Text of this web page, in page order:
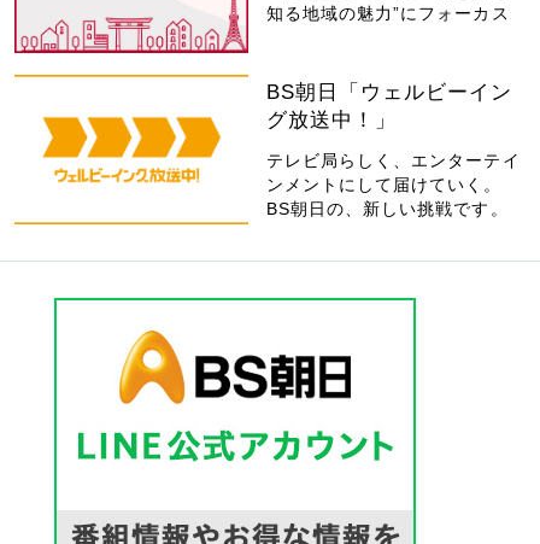
知る地域の魅力”にフォーカス
BS朝日「ウェルビーイン
グ放送中！」
テレビ局らしく、エンターテイ
ンメントにして届けていく。
BS朝日の、新しい挑戦です。